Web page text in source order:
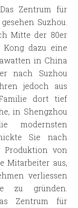
Das Zentrum für
Suzhou.
Mitte der 80er
dazu eine
in China
nach Suzhou
jedoch aus
dort tief
in Shengzhou
modernsten
Sie nach
Produktion von
Mitarbeiter aus,
verliessen
zu gründen.
Zentrum für